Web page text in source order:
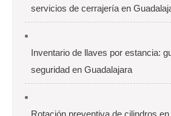
servicios de cerrajería en
Inventario de llaves por estancia:
seguridad en Guadalajara
Rotación preventiva de cilindros